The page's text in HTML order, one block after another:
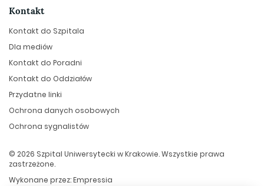
Kontakt
Kontakt do Szpitala
Dla mediów
Kontakt do Poradni
Kontakt do Oddziałów
Przydatne linki
Ochrona danych osobowych
Ochrona sygnalistów
© 2026 Szpital Uniwersytecki w Krakowie. Wszystkie prawa
zastrzeżone.
Wykonane przez:Empressia